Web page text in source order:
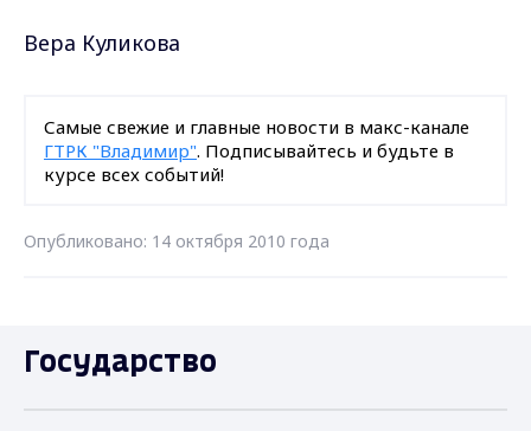
Вера Куликова
Самые свежие и главные новости в макс-канале
ГТРК "Владимир". Подписывайтесь и будьте в
курсе всех событий!
Опубликовано: 14 октября 2010 года
Государство